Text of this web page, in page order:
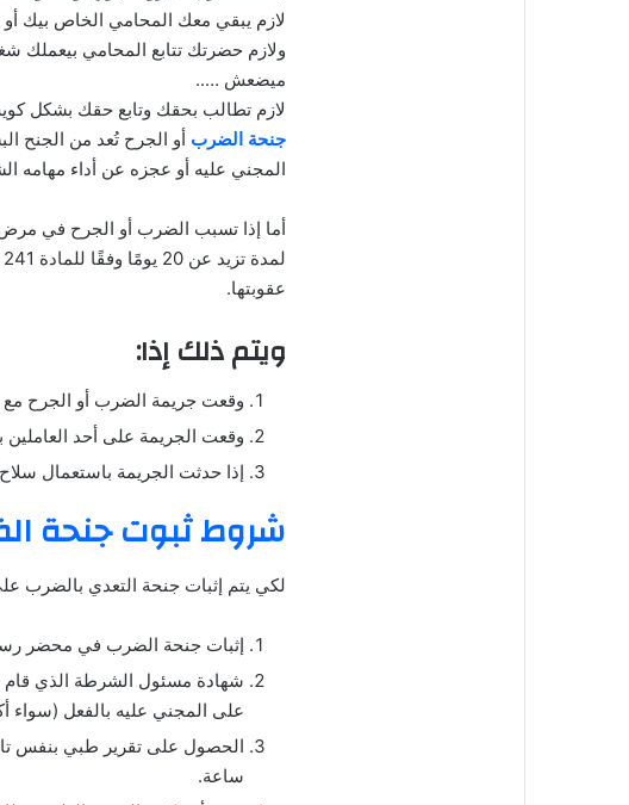
لازم يبقي معك المحامي الخاص بيك
ولازم حضرتك تتابع المحامي
ميضعش …..
لازم تطالب بحقك وتابع حقك بشكل
جنحة الضرب أو الجرح تُعد من الجنح
المجني عليه أو عجزه عن أداء مهامه
أما إذا تسبب الضرب أو الجرح في
عقوبتها.
ويتم ذلك إذا:
وقعت جريمة الضرب أو الجرح مع
وقعت الجريمة على أحد العاملين
إذا حدثت الجريمة باستعمال
شروط ثبوت جنحة
لكي يتم إثبات جنحة التعدي بالضرب
إثبات جنحة الضرب في محضر
شهادة مسئول الشرطة الذي قام
على المجني عليه بالفعل
ساعة.